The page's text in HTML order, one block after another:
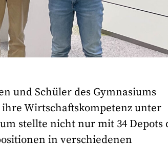
und Schüler des Gymnasiums
ihre Wirtschaftskompetenz unter
stellte nicht nur mit 34 Depots
in verschiedenen